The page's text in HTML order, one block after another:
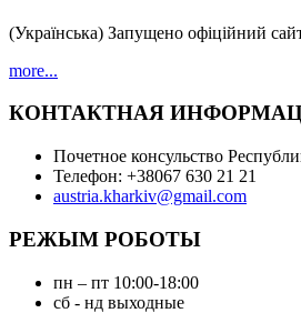
(Українська) Запущено офіційний
more...
КОНТАКТНАЯ
Почетное консульство
Телефон: +38067 630 21 21
austria.kharkiv@gmail.com
РЕЖЫМ РОБОТЫ
пн – пт 10:00-18:00
сб - нд выходные